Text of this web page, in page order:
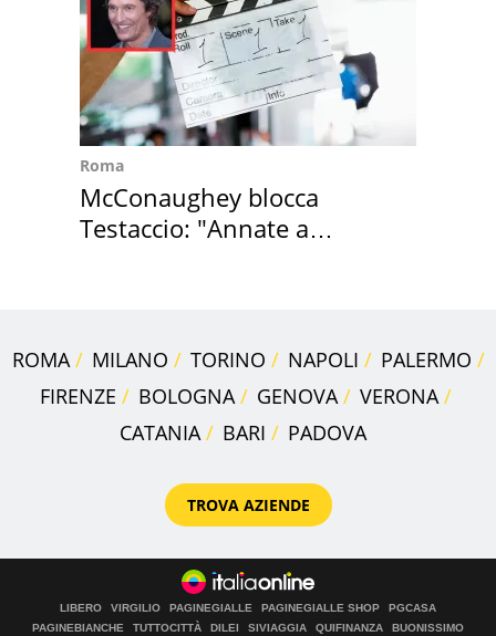
Roma
McConaughey blocca
Testaccio: "Annate a
ROMA MILANO TORINO NAPOLI
PALERMO
FIRENZE
BOLOGNA GENOVA
VERONA
CATANIA
BARI PADOVA
TROVA AZIENDE
LIBERO VIRGILIO PAGINEGIALLE PAGINEGIALLE SHOP
PGCASA
PAGINEBIANCHE
TUTTOCITTÀ DILEI SIVIAGGIA QUIFINANZA
BUONISSIMO